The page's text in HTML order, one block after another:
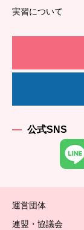
実習について
公式SNS
運営団体
連盟・協議会